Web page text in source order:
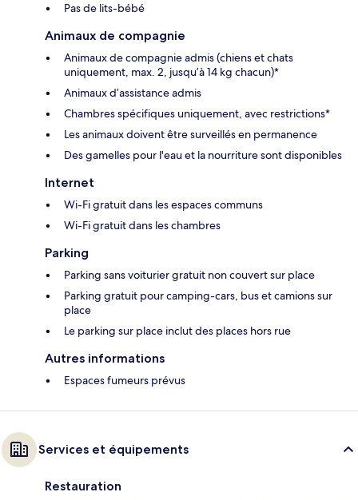
Pas de lits-bébé
Animaux de compagnie
Animaux de compagnie admis (chiens et chats
uniquement, max. 2, jusqu’à 14 kg chacun)*
Animaux d’assistance admis
Chambres spécifiques uniquement, avec restrictions*
Les animaux doivent être surveillés en permanence
Des gamelles pour l'eau et la nourriture sont disponibles
Internet
Wi-Fi gratuit dans les espaces communs
Wi-Fi gratuit dans les chambres
Parking
Parking sans voiturier gratuit non couvert sur place
Parking gratuit pour camping-cars, bus et camions sur
place
Le parking sur place inclut des places hors rue
Autres informations
Espaces fumeurs prévus
Services et équipements
Restauration